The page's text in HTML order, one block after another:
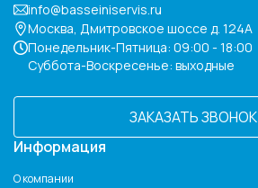
info@basseiniservis.ru
Москва, Дмитровское шоссе д. 124А
Понедельник-Пятница: 09:00 - 18:00
Суббота-Воскресенье: выходные
ЗАКАЗАТЬ ЗВОНОК
Информация
О компании